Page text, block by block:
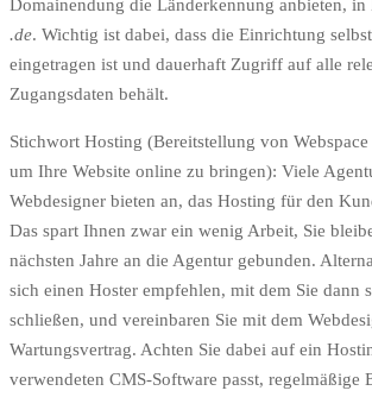
Domainendung die Länderkennung anbieten, in
.de. Wichtig ist dabei, dass die Einrichtung
eingetragen ist und dauerhaft Zugriff auf alle
Zugangsdaten behält.
Stichwort Hosting (Bereitstellung von Webspace
um Ihre Website online zu bringen): Viele
Webdesigner bieten an, das Hosting für den
Das spart Ihnen zwar ein wenig Arbeit, Sie
nächsten Jahre an die Agentur gebunden.
sich einen Hoster empfehlen, mit dem Sie dann
schließen, und vereinbaren Sie mit dem
Wartungsvertrag. Achten Sie dabei auf ein
verwendeten CMS-Software passt, regelmäßige